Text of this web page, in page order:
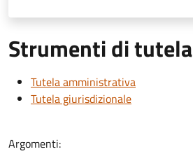
Strumenti di tutela
Tutela amministrativa
Tutela giurisdizionale
Argomenti: